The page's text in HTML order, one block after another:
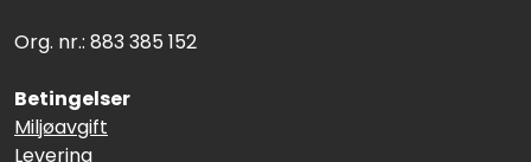
Org. nr.: 883 385 152
Betingelser
Miljøavgift
Levering